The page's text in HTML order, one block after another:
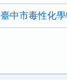
臺中市毒性化